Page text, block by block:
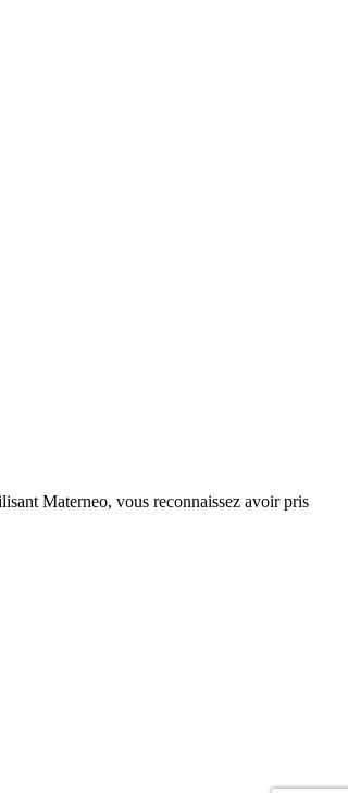
Materneo, vous reconnaissez avoir pris